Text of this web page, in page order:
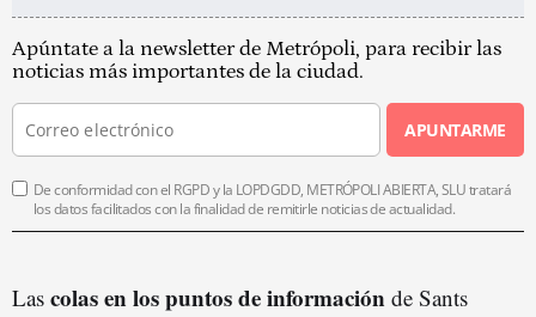
Apúntate a la newsletter de Metrópoli, para recibir las
noticias más importantes de la ciudad.
APUNTARME
De conformidad con el RGPD y la LOPDGDD, METRÓPOLI ABIERTA, SLU tratará
los datos facilitados con la finalidad de remitirle noticias de actualidad.
Las colas en los puntos de información de Sants